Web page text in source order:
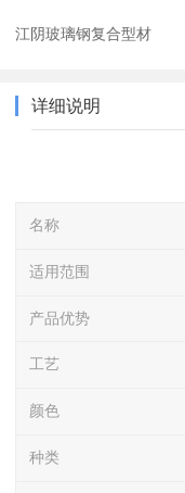
江阴玻璃钢复合型材
详细说明
名称
适用范围
产品优势
工艺
颜色
种类